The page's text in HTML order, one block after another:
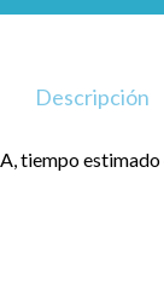
Descripción
tiempo estimado